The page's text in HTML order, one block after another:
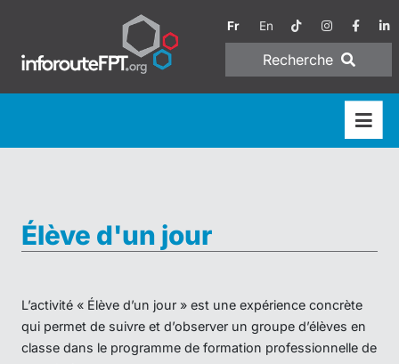
Fr En
Recherche
Élève d'un jour
L’activité « Élève d’un jour » est une expérience concrète
qui permet de suivre et d’observer un groupe d’élèves en
classe dans le programme de formation professionnelle de